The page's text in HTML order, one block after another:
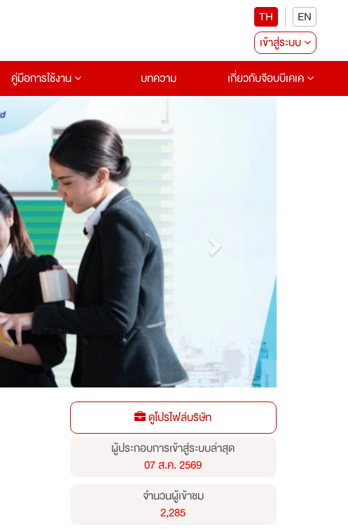
TH
EN
เข้าสู่ระบบ
คู่มือการใช้งาน บทความ เกี่ยวกับจ๊อบบีเคเค
ดูโปรไฟล์บริษัท
ผู้ประกอบการเข้าสู่ระบบล่าสุด
07 ส.ค. 2569
จำนวนผู้เข้าชม
2,285